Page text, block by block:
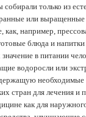
только из
или
например,
блюда и
в питании
водоросли или
стран для лечения и
как для